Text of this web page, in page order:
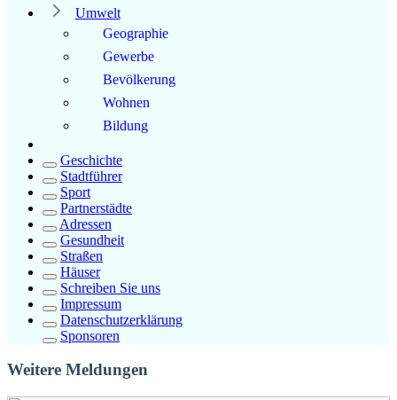
Umwelt
Geographie
Gewerbe
Bevölkerung
Wohnen
Bildung
Geschichte
Stadtführer
Sport
Partnerstädte
Adressen
Gesundheit
Straßen
Häuser
Schreiben Sie uns
Impressum
Datenschutzerklärung
Sponsoren
Weitere Meldungen